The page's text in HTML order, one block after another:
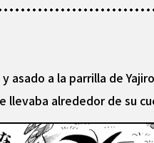
asado a la parrilla de
llevaba alrededor de su